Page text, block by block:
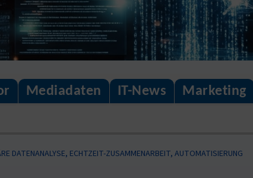
Mediadaten IT-News Marketing
DATENANALYSE, ECHTZEIT-ZUSAMMENARBEIT, AUTOMATISIERUNG